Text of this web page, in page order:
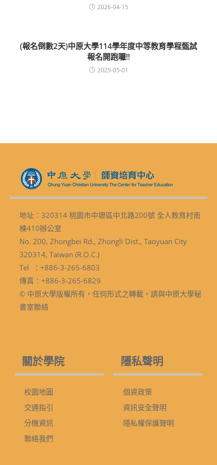
2026-04-15
(報名倒數2天)中原大學114學年度中等教育學程甄試
報名開跑囉!!
2025-05-01
地址：320314 桃園市中壢區中北路200號 全人教育村南
棟410辦公室
No. 200, Zhongbei Rd., Zhongli Dist., Taoyuan City
320314, Taiwan (R.O.C.)
Tel ：+886-3-265-6803
傳真：+886-3-265-6829
© 中原大學版權所有，任何形式之轉載，請與中原大學秘
書室聯絡
關於學院
校園地圖
交通指引
分機資訊
聯絡我們
隱私聲明
個資政策
資訊安全聲明
隱私權保護聲明